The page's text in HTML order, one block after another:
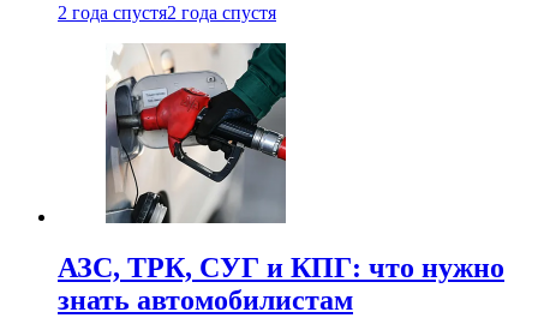
2 года спустя2 года спустя
АЗС, ТРК, СУГ и КПГ: что нужно
знать автомобилистам